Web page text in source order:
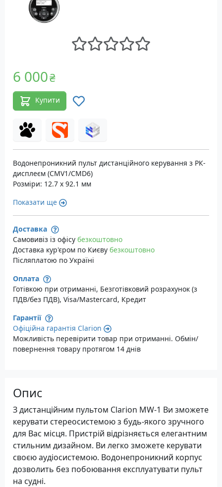
6 000₴
Купити
Водонепроникний пульт дистанційного керування з РК-
дисплеєм (CMV1/CMD6)
Розміри: 12.7 х 92.1 мм
Показати ще
Доставка
Самовивіз із офісу безкоштовно
Доставка кур'єром по Києву безкоштовно
Післяплатою по Україні
Оплата
Готівкою при отриманні, Безготівковий розрахунок (з
ПДВ/без ПДВ), Visa/Mastercard, Кредит
Гарантії
Офіційна гарантія Clarion
Можливість перевірити товар при отриманні. Обмін/
повернення товару протягом 14 днів
Опис
З дистанційним пультом Clarion MW-1 Ви зможете
керувати стереосистемою з будь-якого зручного
для Вас місця. Пристрій відрізняється елегантним
стильним дизайном. Ви легко зможете керувати
своєю аудіосистемою. Водонепроникний корпус
дозволить без побоювання експлуатувати пульт
на судні.